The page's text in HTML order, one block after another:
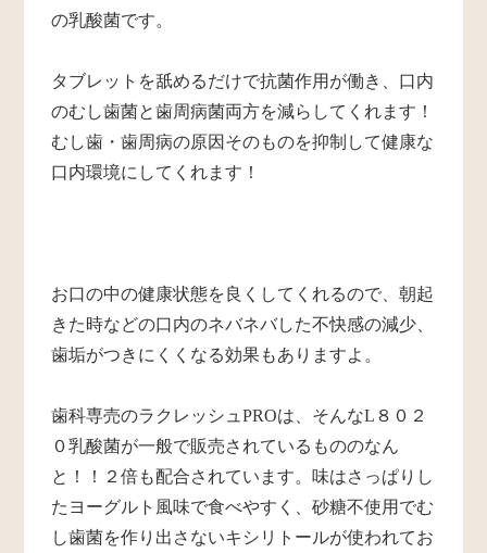
の乳酸菌です。
タブレットを舐めるだけで抗菌作用が働き、口内
のむし歯菌と歯周病菌両方を減らしてくれます！
むし歯・歯周病の原因そのものを抑制して健康な
口内環境にしてくれます！
お口の中の健康状態を良くしてくれるので、朝起
きた時などの口内のネバネバした不快感の減少、
歯垢がつきにくくなる効果もありますよ。
歯科専売のラクレッシュPROは、そんなL８０２
０乳酸菌が一般で販売されているもののなん
と！！２倍も配合されています。味はさっぱりし
たヨーグルト風味で食べやすく、砂糖不使用でむ
し歯菌を作り出さないキシリトールが使われてお